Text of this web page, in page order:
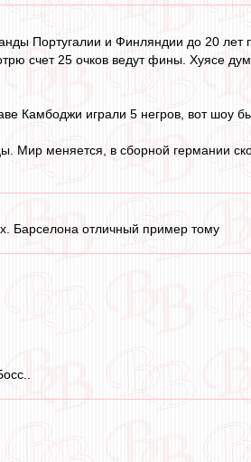
Португалии и Финляндии до 20 лет
счет 25 очков ведут фины. Хуясе
Камбоджи играли 5 негров, вот шоу
Мир меняется, в сборной германии
Барселона отличный пример тому